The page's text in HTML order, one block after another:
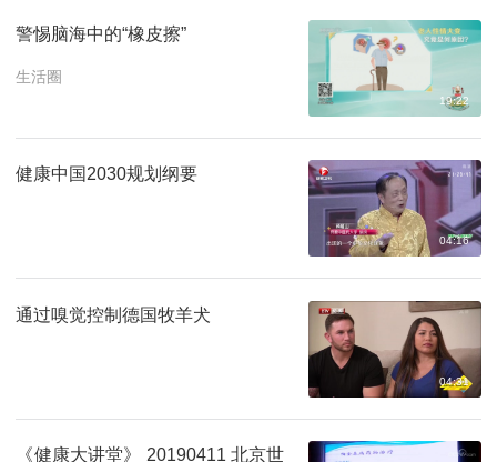
警惕脑海中的“橡皮擦”
生活圈
19:22
健康中国2030规划纲要
04:16
通过嗅觉控制德国牧羊犬
04:31
《健康大讲堂》 20190411 北京世